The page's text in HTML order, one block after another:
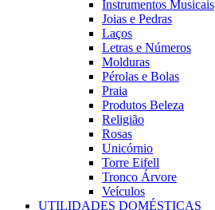
Instrumentos Musicais
Joias e Pedras
Laços
Letras e Números
Molduras
Pérolas e Bolas
Praia
Produtos Beleza
Religião
Rosas
Unicórnio
Torre Eifell
Tronco Árvore
Veículos
UTILIDADES DOMÉSTICAS